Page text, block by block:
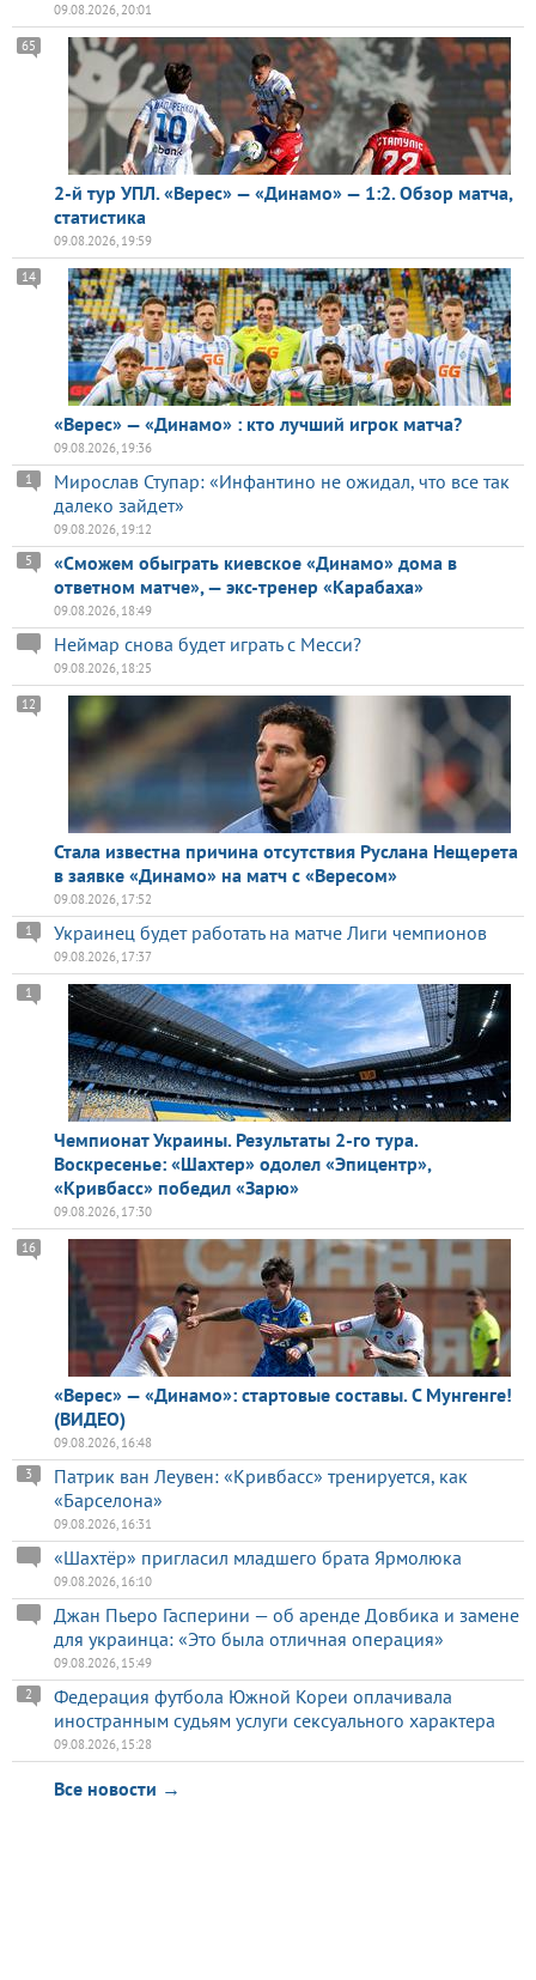
09.08.2026, 20:01
2-й тур УПЛ. «Верес» — «Динамо» — 1:2. Обзор матча,
статистика
65
09.08.2026, 19:59
«Верес» — «Динамо» : кто лучший игрок матча?
14
09.08.2026, 19:36
Мирослав Ступар: «Инфантино не ожидал, что все так
далеко зайдет»
1
09.08.2026, 19:12
«Сможем обыграть киевское «Динамо» дома в
ответном матче», — экс-тренер «Карабаха»
5
09.08.2026, 18:49
Неймар снова будет играть с Месси?
09.08.2026, 18:25
Стала известна причина отсутствия Руслана Нещерета
в заявке «Динамо» на матч с «Вересом»
12
09.08.2026, 17:52
Украинец будет работать на матче Лиги чемпионов
1
09.08.2026, 17:37
Чемпионат Украины. Результаты 2-го тура.
Воскресенье: «Шахтер» одолел «Эпицентр»,
«Кривбасс» победил «Зарю»
1
09.08.2026, 17:30
«Верес» — «Динамо»: стартовые составы. С Мунгенге!
(ВИДЕО)
16
09.08.2026, 16:48
Патрик ван Леувен: «Кривбасс» тренируется, как
«Барселона»
3
09.08.2026, 16:31
«Шахтёр» пригласил младшего брата Ярмолюка
09.08.2026, 16:10
Джан Пьеро Гасперини — об аренде Довбика и замене
для украинца: «Это была отличная операция»
09.08.2026, 15:49
Федерация футбола Южной Кореи оплачивала
иностранным судьям услуги сексуального характера
2
09.08.2026, 15:28
Все новости →